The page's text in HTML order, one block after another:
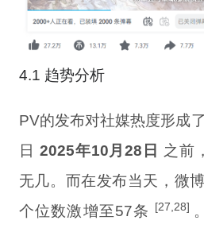
4.1 趋势分析
PV的发布对社媒热度形成
日 2025年10月28日 之前
无几。而在发布当天，微
个位数激增至57条
[27,28]